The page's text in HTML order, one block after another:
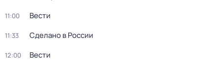
11:00 Вести
11:33 Сделано в России
12:00 Вести